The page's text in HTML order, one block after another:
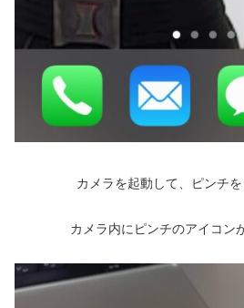
カメラを起動して、ピンチを
カメラ内にピンチのアイコン